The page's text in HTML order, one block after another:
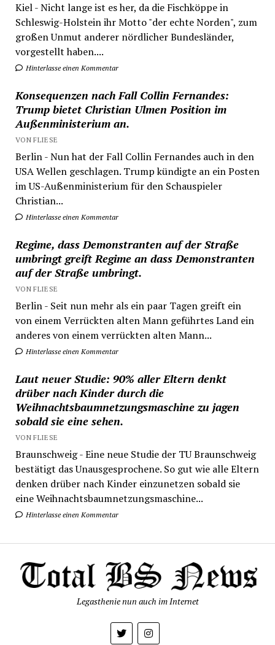
Kiel - Nicht lange ist es her, da die Fischköppe in
Schleswig-Holstein ihr Motto "der echte Norden", zum
großen Unmut anderer nördlicher Bundesländer,
vorgestellt haben....
Hinterlasse einen Kommentar
Konsequenzen nach Fall Collin Fernandes:
Trump bietet Christian Ulmen Position im
Außenministerium an.
VON FLIESE
Berlin - Nun hat der Fall Collin Fernandes auch in den
USA Wellen geschlagen. Trump kündigte an ein Posten
im US-Außenministerium für den Schauspieler
Christian...
Hinterlasse einen Kommentar
Regime, dass Demonstranten auf der Straße
umbringt greift Regime an dass Demonstranten
auf der Straße umbringt.
VON FLIESE
Berlin - Seit nun mehr als ein paar Tagen greift ein
von einem Verrückten alten Mann geführtes Land ein
anderes von einem verrückten alten Mann...
Hinterlasse einen Kommentar
Laut neuer Studie: 90% aller Eltern denkt
drüber nach Kinder durch die
Weihnachtsbaumnetzungsmaschine zu jagen
sobald sie eine sehen.
VON FLIESE
Braunschweig - Eine neue Studie der TU Braunschweig
bestätigt das Unausgesprochene. So gut wie alle Eltern
denken drüber nach Kinder einzunetzen sobald sie
eine Weihnachtsbaumnetzungsmaschine...
Hinterlasse einen Kommentar
Legasthenie nun auch im Internet